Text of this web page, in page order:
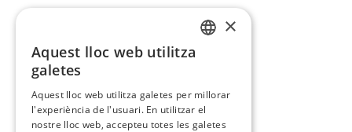
×
Aquest lloc web utilitza
galetes
Aquest lloc web utilitza galetes per millorar
l'experiència de l'usuari. En utilitzar el
nostre lloc web, accepteu totes les galetes